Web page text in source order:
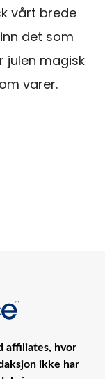
vårt brede
det som
julen magisk
varer.
affiliates, hvor
ikke har